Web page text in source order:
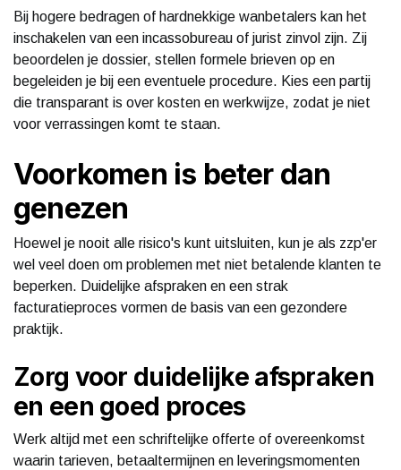
Bij hogere bedragen of hardnekkige wanbetalers kan het
inschakelen van een incassobureau of jurist zinvol zijn. Zij
beoordelen je dossier, stellen formele brieven op en
begeleiden je bij een eventuele procedure. Kies een partij
die transparant is over kosten en werkwijze, zodat je niet
voor verrassingen komt te staan.
Voorkomen is beter dan
genezen
Hoewel je nooit alle risico's kunt uitsluiten, kun je als zzp'er
wel veel doen om problemen met niet betalende klanten te
beperken. Duidelijke afspraken en een strak
facturatieproces vormen de basis van een gezondere
praktijk.
Zorg voor duidelijke afspraken
en een goed proces
Werk altijd met een schriftelijke offerte of overeenkomst
waarin tarieven, betaaltermijnen en leveringsmomenten